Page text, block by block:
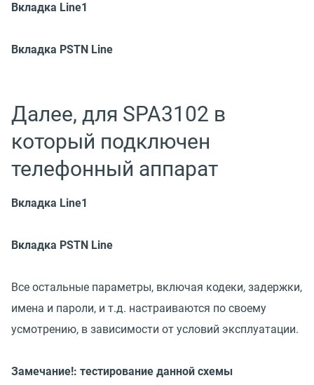
Вкладка Line1
Вкладка PSTN Line
Далее, для SPA3102 в
который подключен
телефонный аппарат
Вкладка Line1
Вкладка PSTN Line
Все остальные параметры, включая кодеки, задержки,
имена и пароли, и т.д. настраиваются по своему
усмотрению, в зависимости от условий эксплуатации.
Замечание!: тестирование данной схемы